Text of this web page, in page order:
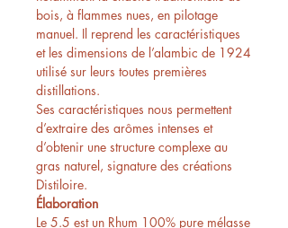
bois, à flammes nues, en pilotage
manuel. Il reprend les caractéristiques
et les dimensions de l’alambic de 1924
utilisé sur leurs toutes premières
distillations.
Ses caractéristiques nous permettent
d’extraire des arômes intenses et
d’obtenir une structure complexe au
gras naturel, signature des créations
Distiloire.
Élaboration
Le 5.5 est un Rhum 100% pure mélasse